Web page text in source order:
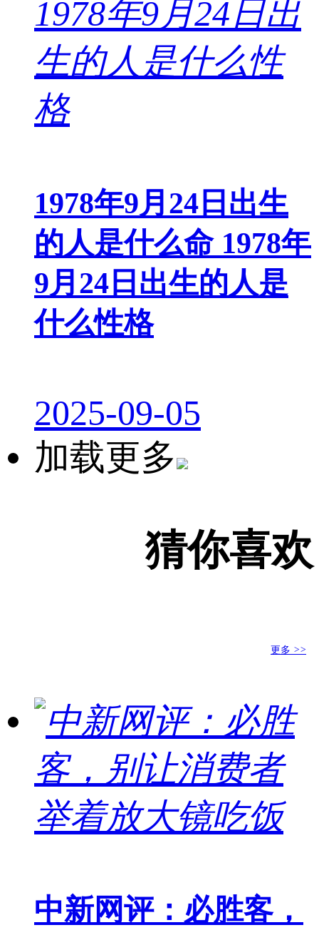
1978年9月24日出生
的人是什么命 1978年
9月24日出生的人是
什么性格
2025-09-05
加载更多
猜你喜欢
更多 >>
中新网评：必胜客，